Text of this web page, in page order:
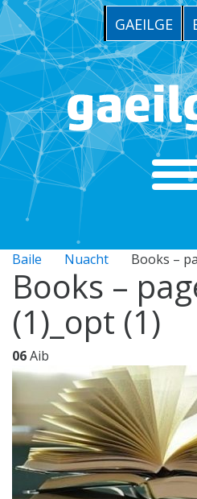
GAEILGE
Baile Nuacht Books –
Books –
(1)_opt (1)
06Aib